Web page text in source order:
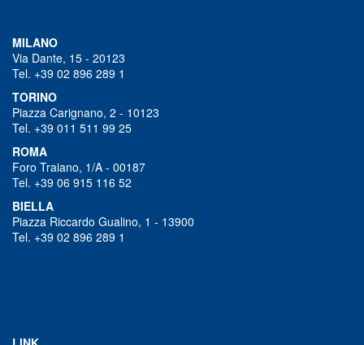
MILANO
Via Dante, 15 - 20123
Tel. +39 02 896 289 1
TORINO
Piazza Carignano, 2 - 10123
Tel. +39 011 511 99 25
ROMA
Foro Traiano, 1/A - 00187
Tel. +39 06 915 116 52
BIELLA
Piazza Riccardo Gualino, 1 - 13900
Tel. +39 02 896 289 1